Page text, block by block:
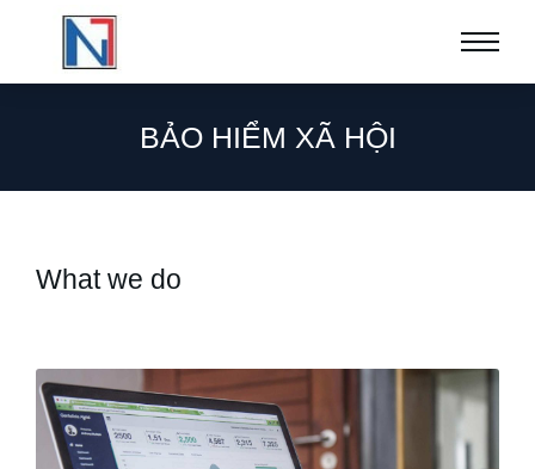
BẢO HIỂM XÃ HỘI
What we do